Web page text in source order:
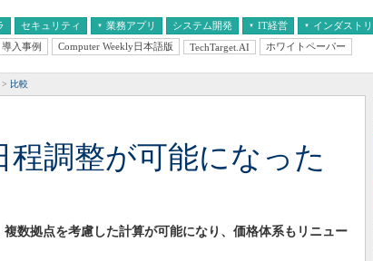
セキュリティ 業務アプリ システム開発 IT経営
経営とIT
インダスト
医療IT
導入事例 Computer Weekly日本語版 TechTarget.AI ホワイトペーパー
比較
調整が可能になった
数拠点を考慮した計算が可能になり、価格体系もリニュー